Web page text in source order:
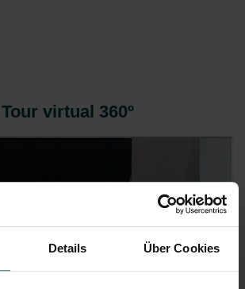
Details Über Cookies
Tour virtual 360º